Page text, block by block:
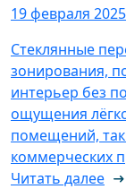
19 февраля 2025
Стеклянные
зонирования,
интерьер без
ощущения
помещений, так
коммерческих
Читать далее